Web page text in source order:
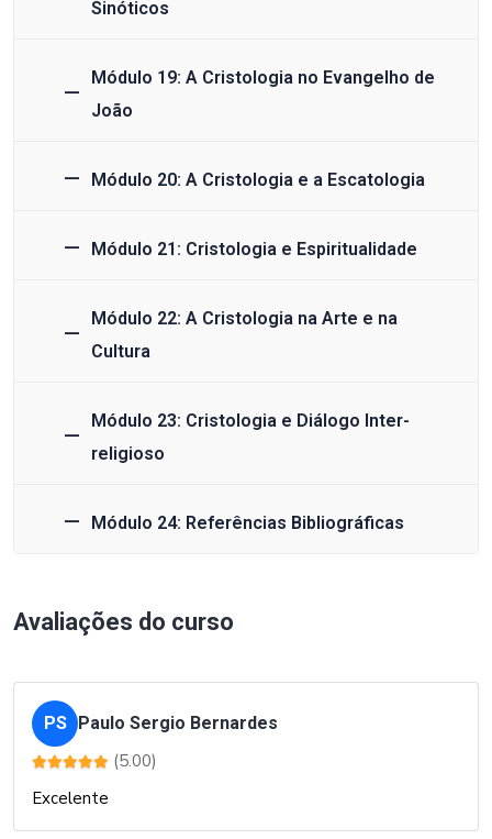
Sinóticos
Módulo 19: A Cristologia no Evangelho de
João
Módulo 20: A Cristologia e a Escatologia
Módulo 21: Cristologia e Espiritualidade
Módulo 22: A Cristologia na Arte e na
Cultura
Módulo 23: Cristologia e Diálogo Inter-
religioso
Módulo 24: Referências Bibliográficas
Avaliações do curso
PS Paulo Sergio Bernardes
(5.00)
Excelente